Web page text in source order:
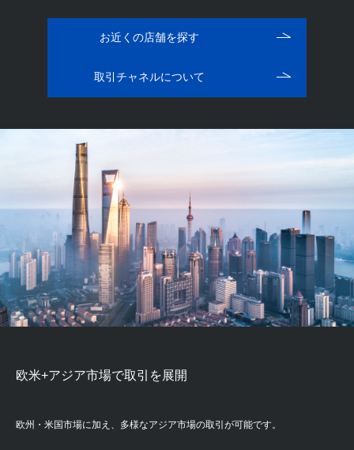
お近くの店舗を探す
取引チャネルについて
欧米+アジア市場で取引を展開
欧州・米国市場に加え、多様なアジア市場の取引が可能です。